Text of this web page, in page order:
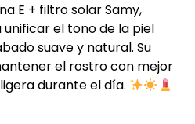
E + filtro solar Samy,
el tono de la piel
suave y natural. Su
el rostro con mejor
durante el día.